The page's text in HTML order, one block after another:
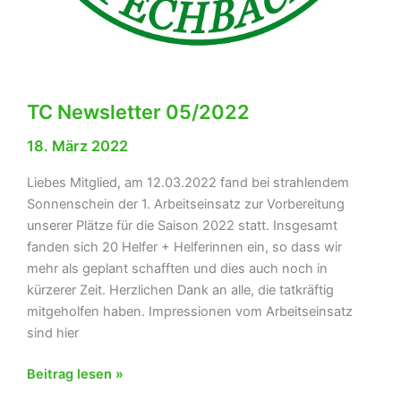
TC Newsletter 05/2022
18. März 2022
Liebes Mitglied, am 12.03.2022 fand bei strahlendem
Sonnenschein der 1. Arbeitseinsatz zur Vorbereitung
unserer Plätze für die Saison 2022 statt. Insgesamt
fanden sich 20 Helfer + Helferinnen ein, so dass wir
mehr als geplant schafften und dies auch noch in
kürzerer Zeit. Herzlichen Dank an alle, die tatkräftig
mitgeholfen haben. Impressionen vom Arbeitseinsatz
sind hier
TC
Beitrag lesen »